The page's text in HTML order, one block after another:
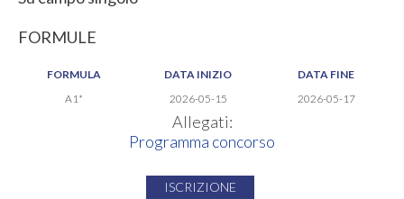
FORMULE
FORMULA DATA INIZIO
DATA FINE
A1*
2026-05-15 2026-05-17
Allegati:
Programma concorso
ISCRIZIONE